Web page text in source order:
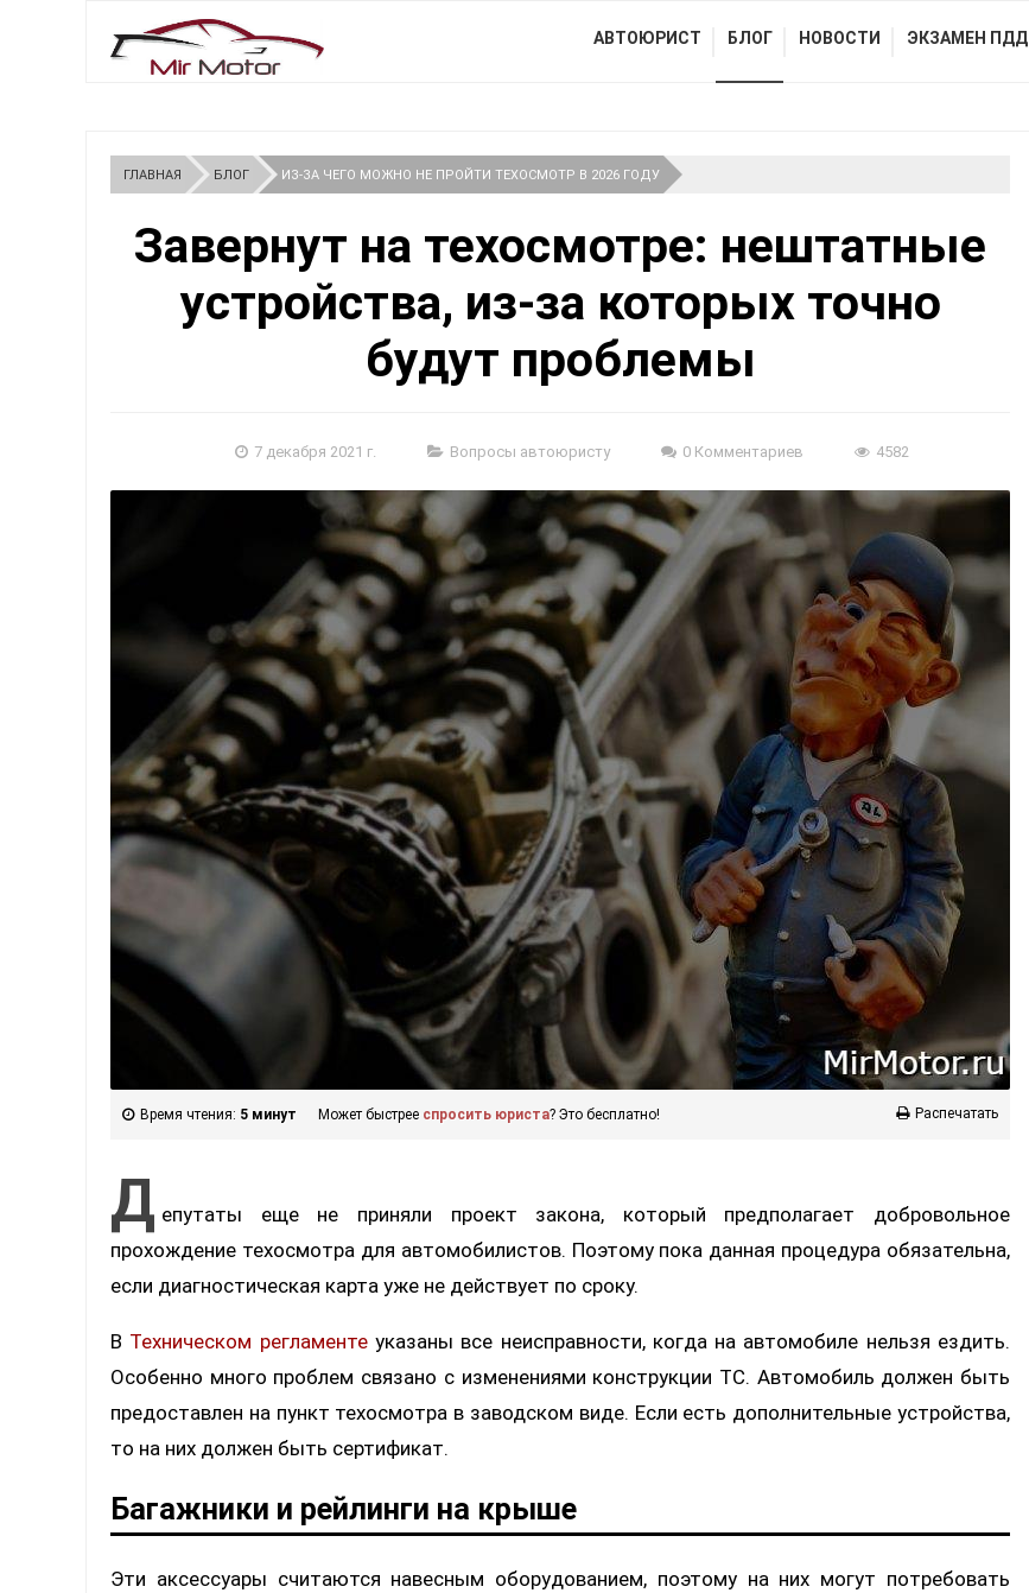
АВТОЮРИСТ БЛОГ НОВОСТИ ЭКЗАМЕН ПДД
ГЛАВНАЯ БЛОГ ИЗ-ЗА ЧЕГО МОЖНО НЕ ПРОЙТИ ТЕХОСМОТР В 2026 ГОДУ
Завернут на техосмотре: нештатные
устройства, из-за которых точно
будут проблемы
7 декабря 2021 г. Вопросы автоюристу 0 Комментариев 4582
Время чтения: 5 минут Может быстрее спросить юриста? Это бесплатно! Распечатать
Д епутаты еще не приняли проект закона, который предполагает добровольное
прохождение техосмотра для автомобилистов. Поэтому пока данная процедура обязательна,
если диагностическая карта уже не действует по сроку.
В Техническом регламентеуказаны все неисправности, когда на автомобиле нельзя ездить.
Особенно много проблем связано с изменениями конструкции ТС. Автомобиль должен быть
предоставлен на пункт техосмотра в заводском виде. Если есть дополнительные устройства,
то на них должен быть сертификат.
Багажники и рейлинги на крыше
Эти аксессуары считаются навесным оборудованием, поэтому на них могут потребовать